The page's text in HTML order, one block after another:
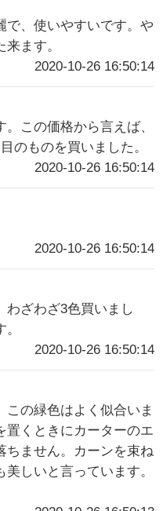
で、使いやすいです。や
ます。
2020-10-26 16:50:14
この価格から言えば、
のものを買いました。
2020-10-26 16:50:14
2020-10-26 16:50:14
わざわざ3色買いまし
2020-10-26 16:50:14
の緑色はよく似合いま
置くときにカーターのエ
ちません。カーンを束ね
しいと言っています。